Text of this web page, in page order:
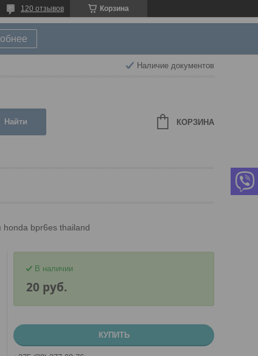
Корзина
120 отзывов
Наличие документов
Найти КОРЗИНА
honda bpr6es thailand
В наличии
20 руб.
КУПИТЬ